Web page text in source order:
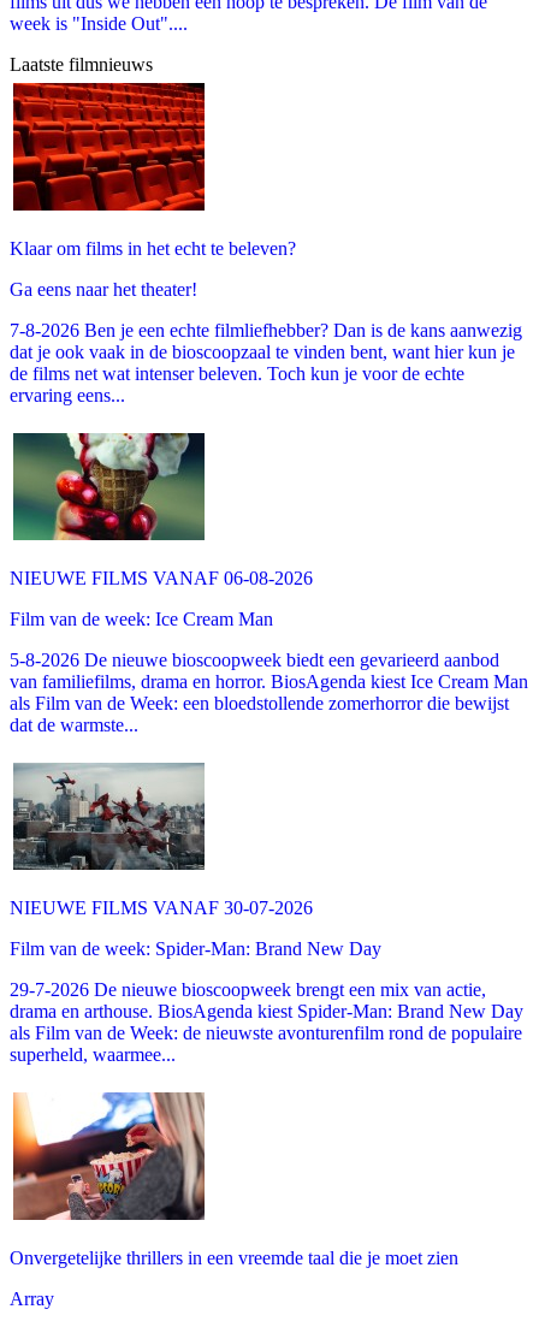
week is "Inside Out"....
Laatste filmnieuws
Klaar om films in het echt te beleven?
Ga eens naar het theater!
7-8-2026 Ben je een echte filmliefhebber? Dan is de kans aanwezig
dat je ook vaak in de bioscoopzaal te vinden bent, want hier kun je
de films net wat intenser beleven. Toch kun je voor de echte
ervaring eens...
NIEUWE FILMS VANAF 06-08-2026
Film van de week: Ice Cream Man
5-8-2026 De nieuwe bioscoopweek biedt een gevarieerd aanbod
van familiefilms, drama en horror. BiosAgenda kiest Ice Cream Man
als Film van de Week: een bloedstollende zomerhorror die bewijst
dat de warmste...
NIEUWE FILMS VANAF 30-07-2026
Film van de week: Spider-Man: Brand New Day
29-7-2026 De nieuwe bioscoopweek brengt een mix van actie,
drama en arthouse. BiosAgenda kiest Spider-Man: Brand New Day
als Film van de Week: de nieuwste avonturenfilm rond de populaire
superheld, waarmee...
Onvergetelijke thrillers in een vreemde taal die je moet zien
Array